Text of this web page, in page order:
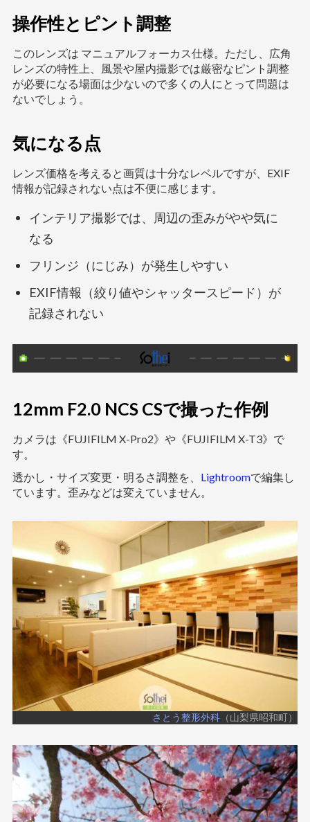
操作性とピント調整
このレンズは マニュアルフォーカス仕様。ただし、広角
レンズの特性上、風景や屋内撮影では厳密なピント調整
が必要になる場面は少ないので多くの人にとって問題は
ないでしょう。
気になる点
レンズ価格を考えると画質は十分なレベルですが、EXIF
情報が記録されない点は不便に感じます。
インテリア撮影では、周辺の歪みがやや気に
なる
フリンジ（にじみ）が発生しやすい
EXIF情報（絞り値やシャッタースピード）が
記録されない
12mm F2.0 NCS CSで撮った作例
カメラは《FUJIFILM X-Pro2》や《FUJIFILM X-T3》で
す。
透かし・サイズ変更・明るさ調整を、 Lightroomで編集し
ています。歪みなどは変えていません。
さとう整形外科 （山梨県昭和町）